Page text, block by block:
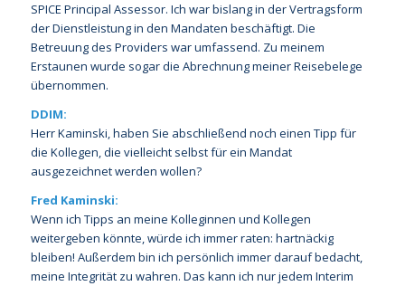
SPICE Principal Assessor. Ich war bislang in der Vertragsform
der Dienstleistung in den Mandaten beschäftigt. Die
Betreuung des Providers war umfassend. Zu meinem
Erstaunen wurde sogar die Abrechnung meiner Reisebelege
übernommen.
DDIM:
Herr Kaminski, haben Sie abschließend noch einen Tipp für
die Kollegen, die vielleicht selbst für ein Mandat
ausgezeichnet werden wollen?
Fred Kaminski:
Wenn ich Tipps an meine Kolleginnen und Kollegen
weitergeben könnte, würde ich immer raten: hartnäckig
bleiben! Außerdem bin ich persönlich immer darauf bedacht,
meine Integrität zu wahren. Das kann ich nur jedem Interim